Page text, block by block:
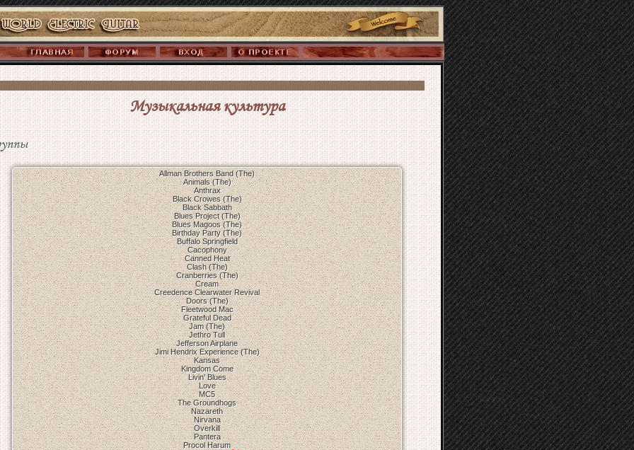
Музыкальная культура
Allman Brothers Band (The)
Animals (The)
Anthrax
Black Crowes (The)
Black Sabbath
Blues Project (The)
Blues Magoos (The)
Birthday Party (The)
Buffalo Springfield
Cacophony
Canned Heat
Clash (The)
Cranberries (The)
Cream
Creedence Clearwater Revival
Doors (The)
Fleetwood Mac
Grateful Dead
Jam (The)
Jethro Tull
Jefferson Airplane
Jimi Hendrix Experience (The)
Kansas
Kingdom Come
Livin' Blues
Love
MC5
The Groundhogs
Nazareth
Nirvana
Overkill
Pantera
Procol Harum